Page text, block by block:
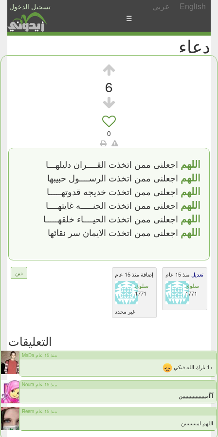
تسجيل الدخول عربي English
الأخبار
الأسئلة
☰
دعاء
6
0
اللهم اجعلنى ممن اتخذت القــــران دليلهـــا
اللهم اجعلنى ممن اتخذت الرســــول حبيبها
اللهم اجعلنى ممن اتخذت خديجه قدوتهـــــا
اللهم اجعلنى ممن اتخذت الجنـــــه غايتهــــا
اللهم اجعلنى ممن اتخذت الحيــــاء خلقهـــــا
اللهم اجعلنى ممن اتخذت الايمان سر نقائها
دين
إضافة منذ 15 عام
سلوى
1771
غير محدد
تعديل منذ 15 عام
سلوى
1771
التعليقات
MaDa منذ 15 عام
+1 بارك الله فيكي
Noura منذ 15 عام
اّاّاّميييييييييييييييين
Reem منذ 15 عام
اللهم اميييييييين